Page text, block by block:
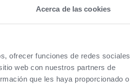
Acerca de las cookies
ofrecer funciones de redes sociales
web con nuestros partners de
que les haya proporcionado o
en vigor, si desea
coste adicional.
de su versión actual.